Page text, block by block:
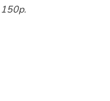
150р.